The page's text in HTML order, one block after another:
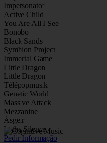
Impersonator
Active Child
You Are All I See
Bonobo
Black Sands
Symbion Project
Immortal Game
Little Dragon
Little Dragon
Télépopmusik
Genetic World
Massive Attack
Mezzanine
Ásgeir
In the Silence
Pedir Informação